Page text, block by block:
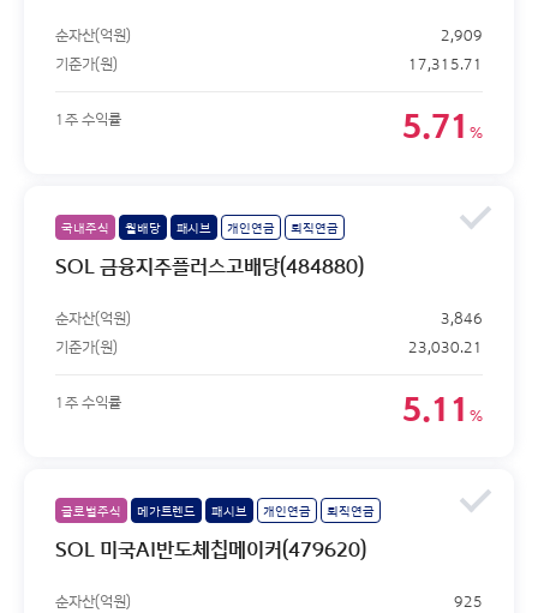
순자산(억원)
2,909
기준가(원)
17,315.71
1주 수익률 5.71 %
국내주식 월배당 패시브 개인연금 퇴직연금
SOL 금융지주플러스고배당(484880)
순자산(억원)
3,846
기준가(원)
23,030.21
1주 수익률 5.11 %
글로벌주식 메가트렌드 패시브 개인연금 퇴직연금
SOL 미국AI반도체칩메이커(479620)
순자산(억원)
925